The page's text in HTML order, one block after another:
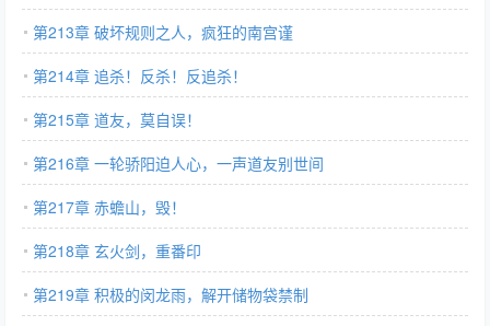
第213章 破坏规则之人，疯狂的南宫谨
第214章 追杀！反杀！反追杀！
第215章 道友，莫自误！
第216章 一轮骄阳迫人心，一声道友别世间
第217章 赤蟾山，毁！
第218章 玄火剑，重番印
第219章 积极的闵龙雨，解开储物袋禁制